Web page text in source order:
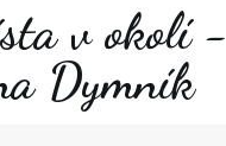
v okolí -
Dymník